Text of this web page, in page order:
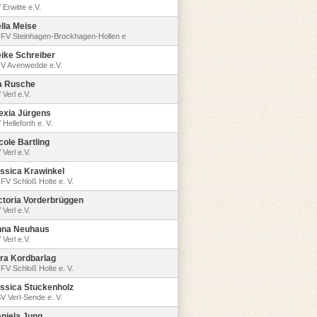
Erwitte e.V.
Meise
Steinhagen-Brockhagen-Hollen e
Schreiber
Avenwedde e.V.
Rusche
Verl e.V.
Jürgens
Helleforth e. V.
Bartling
Verl e.V.
Krawinkel
Schloß Holte e. V.
Vorderbrüggen
Verl e.V.
Neuhaus
Verl e.V.
Kordbarlag
Schloß Holte e. V.
Stuckenholz
Verl-Sende e. V.